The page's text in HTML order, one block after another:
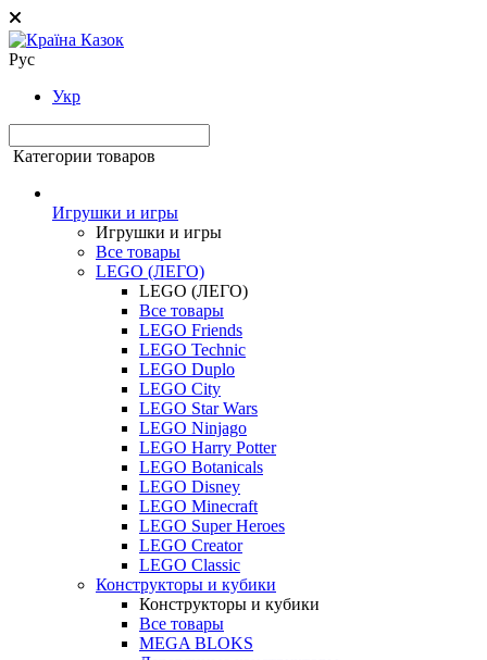
Рус
Укр
Категории товаров
Игрушки и игры
Игрушки и игры
Все товары
LEGO (ЛЕГО)
LEGO (ЛЕГО)
Все товары
LEGO Friends
LEGO Technic
LEGO Duplo
LEGO City
LEGO Star Wars
LEGO Ninjago
LEGO Harry Potter
LEGO Botanicals
LEGO Disney
LEGO Minecraft
LEGO Super Heroes
LEGO Creator
LEGO Classic
Конструкторы и кубики
Конструкторы и кубики
Все товары
MEGA BLOKS